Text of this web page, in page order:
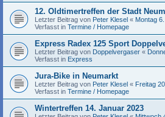
12. Oldtimertreffen der Stadt
Letzter Beitrag von Peter Klesel « Montag
Verfasst in Termine / Homepage
Express Radex 125 Sport
Letzter Beitrag von Doppelvergaser «
Verfasst in Express
Jura-Bike in Neumarkt
Letzter Beitrag von Peter Klesel « Freitag
Verfasst in Termine / Homepage
Wintertreffen 14. Januar 2023